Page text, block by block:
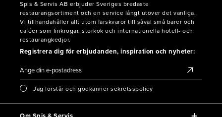
Spis & Servis AB erbjuder Sveriges bredaste
restaurangsortiment och en service långt utöver det vanliga.
Vi tillhandahåller allt utom färskvaror till såväl små barer och
caféer som finkrogar, storkök och internationella hotell- och
restaurangkedjor.
Registrera dig för erbjudanden, inspiration och nyheter:
Jag förstår och godkänner sekretsspolicy